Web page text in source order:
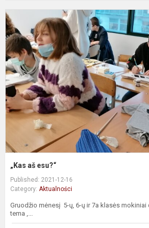
„Kas aš esu?“
Published: 2021-12-16
Category: Aktualności
Gruodžio mėnesį 5-ų, 6-ų ir 7a klasės
tema ,...